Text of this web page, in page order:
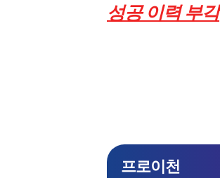
성공 이력 부각
프로이천